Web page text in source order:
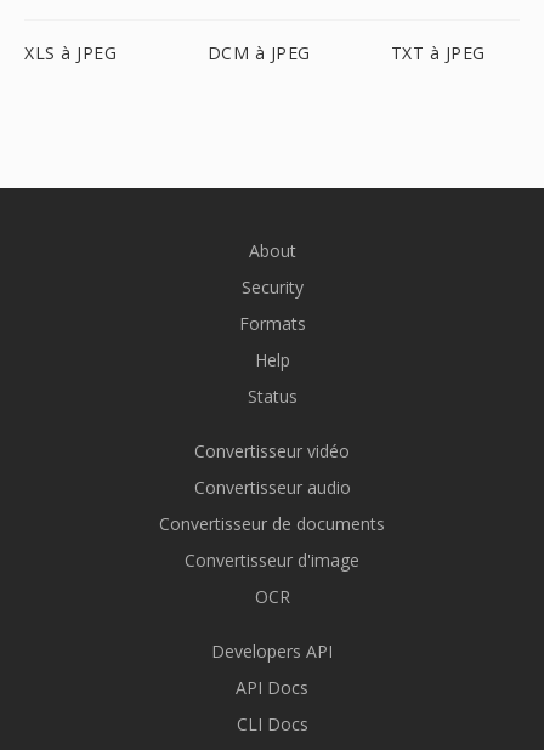
XLS à JPEG DCM à JPEG TXT à JPEG
About
Security
Formats
Help
Status
Convertisseur vidéo
Convertisseur audio
Convertisseur de documents
Convertisseur d'image
OCR
Developers API
API Docs
CLI Docs